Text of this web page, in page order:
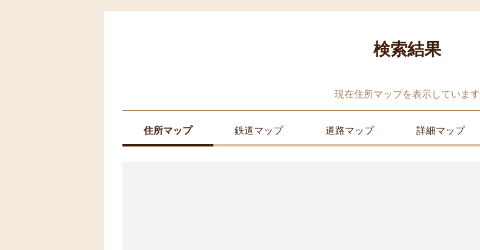
検索結果
現在住所マップを表示しています
住所マップ 鉄道マップ 道路マップ 詳細マップ